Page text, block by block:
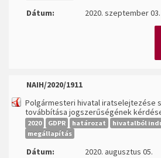
Dátum: 2020. szeptember 03.
NAIH/2020/1911
Polgármesteri hivatal iratselejtezése
továbbítása jogszerűségének
2020 GDPR határozat hivatalból
megállapítás
Dátum: 2020. augusztus 05.